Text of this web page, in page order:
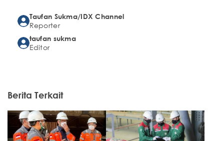
Taufan Sukma/IDX Channel
Reporter
taufan sukma
Editor
Berita Terkait